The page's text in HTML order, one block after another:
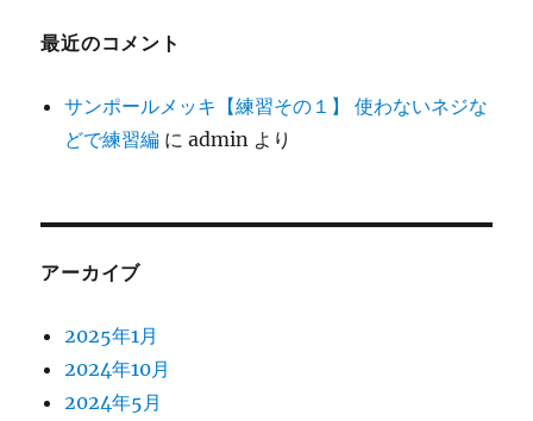
最近のコメント
サンポールメッキ【練習その１】 使わないネジな
どで練習編 にadmin より
アーカイブ
2025年1月
2024年10月
2024年5月